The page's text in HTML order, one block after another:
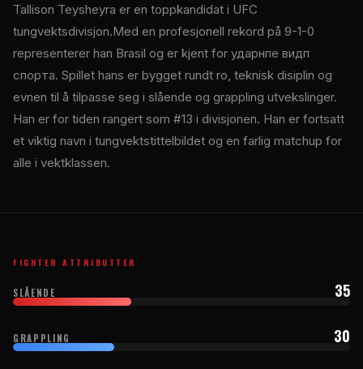
Tallison Teysheyra er en toppkandidat i UFC
tungvektsdivisjon.Med en profesjonell rekord på 9-1-0
representerer han Brasil og er kjent for ударнпе видп
спорта. Spillet hans er bygget rundt ro, teknisk disiplin og
evnen til å tilpasse seg i slående og grappling utvekslinger.
Han er for tiden rangert som #13 i divisjonen. Han er fortsatt
et viktig navn i tungvektstittelbildet og en farlig matchup for
alle i vektklassen.
FIGHTER ATTRIBUTTER
SLÅENDE 35
GRAPPLING 30